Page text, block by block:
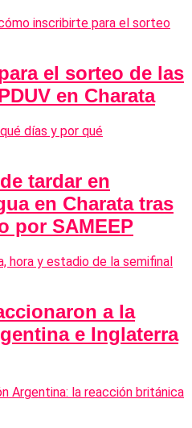
el sorteo de las
en Charata
tardar en
en Charata tras
por SAMEEP
a la
e Inglaterra